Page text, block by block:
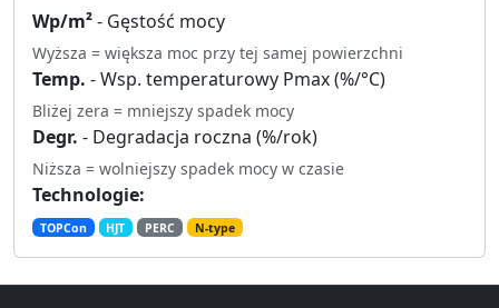
Wp/m²- Gęstość mocy
Wyższa = większa moc przy tej samej powierzchni
Temp. - Wsp. temperaturowy Pmax (%/°C)
Bliżej zera = mniejszy spadek mocy
Degr. - Degradacja roczna (%/rok)
Niższa = wolniejszy spadek mocy w czasie
Technologie:
TOPCon HJT PERC N-type